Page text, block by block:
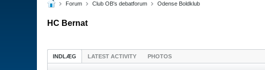
Forum Club OB's debatforum Odense Boldklub
HC Bernat
INDLÆG LATEST ACTIVITY PHOTOS